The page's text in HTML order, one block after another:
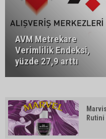
AVM Metrekare
Verimlilik Endeksi,
yüzde 27,9 arttı